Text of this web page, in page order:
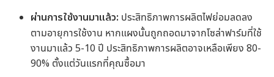
ผ่านการใช้งานมาแล้ว: ประสิทธิภาพการผลิตไฟย่อมลดลง
ตามอายุการใช้งาน หากแผงนั้นถูกถอดมาจากโซล่าฟาร์มที่ใช้
งานมาแล้ว 5-10 ปี ประสิทธิภาพการผลิตอาจเหลือเพียง 80-
90% ตั้งแต่วันแรกที่คุณซื้อมา